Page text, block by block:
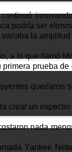
podría ser
la
a lo que llamó
prueba
quedaron
crear un
nada
Yankee